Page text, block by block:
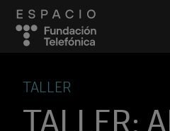
TALLER
TALLER: